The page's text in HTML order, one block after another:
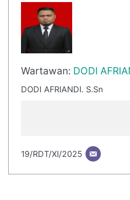
Wartawan: DODI
DODI AFRIANDI. S.Sn
19/RDT/XI/2025